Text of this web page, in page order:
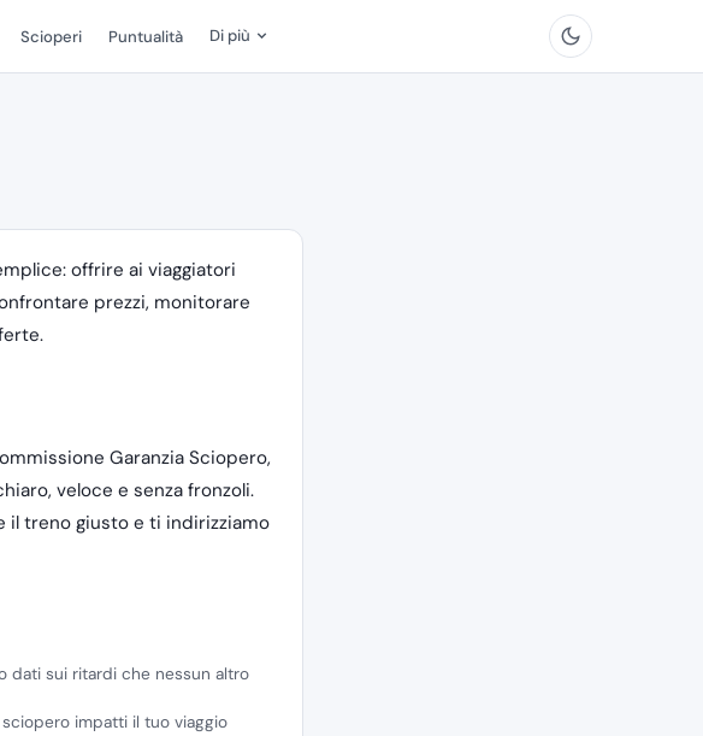
Scioperi Puntualità Di più
offrire ai viaggiatori
prezzi, monitorare
Garanzia Sciopero,
veloce e senza fronzoli.
il treno giusto e ti indirizziamo
dati sui ritardi che nessun altro
impatti il tuo viaggio